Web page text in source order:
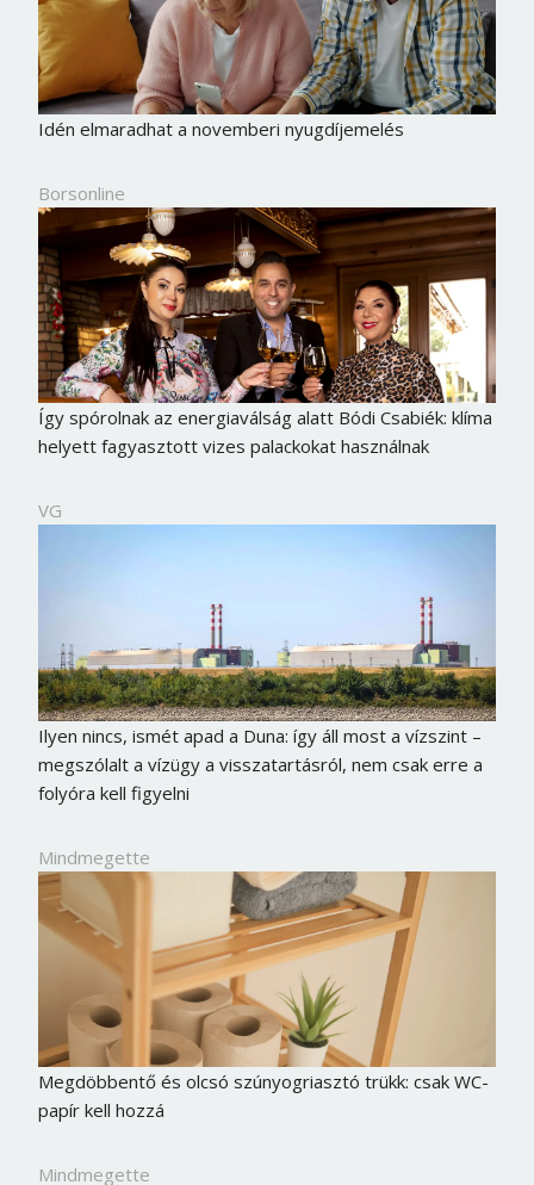
Idén elmaradhat a novemberi nyugdíjemelés
Borsonline
Így spórolnak az energiaválság alatt Bódi Csabiék: klíma
helyett fagyasztott vizes palackokat használnak
VG
Ilyen nincs, ismét apad a Duna: így áll most a vízszint –
megszólalt a vízügy a visszatartásról, nem csak erre a
folyóra kell figyelni
Mindmegette
Megdöbbentő és olcsó szúnyogriasztó trükk: csak WC-
papír kell hozzá
Mindmegette